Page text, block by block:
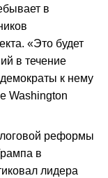
в
«Это будет
в течение
к нему
Washington
реформы
в
лидера